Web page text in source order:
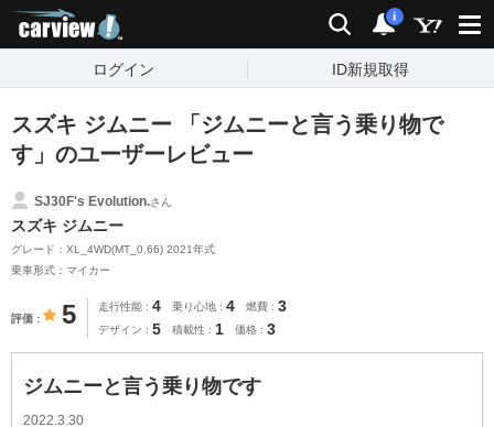
検索 通知
i
ログイン ID新規取得
スズキ ジムニー 「ジムニーと言う乗り物で
す」のユーザーレビュー
SJ30F's Evolution.さん
スズキ ジムニー
グレード：XL_4WD(MT_0.66) 2021年式
乗車形式：マイカー
評価 5 走行性能 4 乗り心地 4 燃費 3
デザイン 5 積載性 1 価格 3
ジムニーと言う乗り物です
2022.3.30